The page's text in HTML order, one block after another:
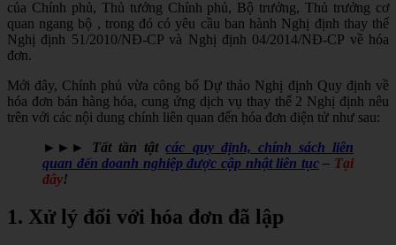
của Chính phủ, Thủ tướng Chính phủ, Bộ trưởng, Thủ trưởng cơ
quan ngang bộ , trong đó có yêu cầu ban hành Nghị định thay thế
Nghị định 51/2010/NĐ-CP và Nghị định 04/2014/NĐ-CP về hóa
đơn.
Mới đây, Chính phủ vừa công bố Dự thảo Nghị định Quy định về
hóa đơn bán hàng hóa, cung ứng dịch vụ thay thế 2 Nghị định nêu
trên với các nội dung chính liên quan đến hóa đơn điện tử như sau:
►​►​► Tất tần tậtcác quy định, chính sách liên
quan đến doanh nghiệp được cập nhật liên tục– Tại
đây!
1. Xử lý đối với hóa đơn đã lập